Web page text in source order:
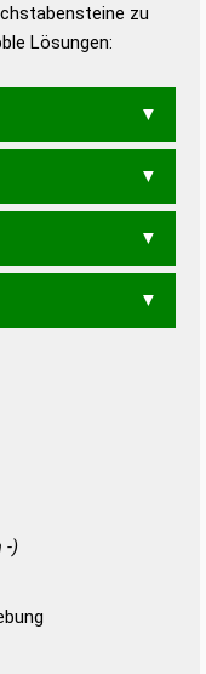
Grammatik
zu
Lösungen:
-)